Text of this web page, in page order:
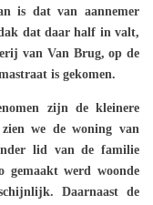
is dat van aannemer
dat daar half in valt,
van Van Brug, op de
is gekomen.
zijn de kleinere
we de woning van
lid van de familie
gemaakt werd woonde
Daarnaast de